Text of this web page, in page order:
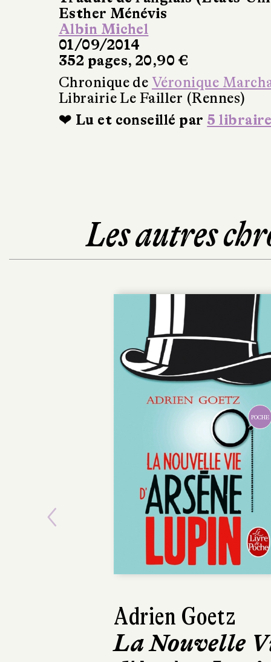
Esther Ménévis
Albin Michel
01/09/2014
352 pages, 20,90 €
Chronique de Véronique
Librairie Le Failler (Rennes)
❤ Lu et conseillé par 5
Les autres
POCHE
Adrien Goetz
La Nouvelle
Sophie van der
Linden
Previous